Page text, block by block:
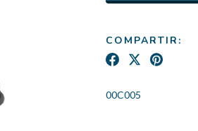
COMPARTIR:
00C005